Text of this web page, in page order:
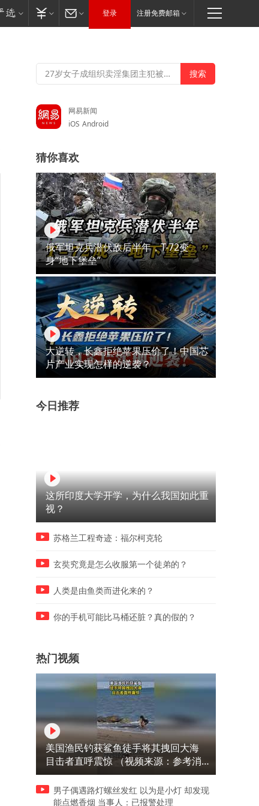
登录 注册免费邮箱
硬是要嫁给我
婚太搞笑，自己都不丢人
网易新闻
iOS Android
猜你喜欢
俄军坦克兵潜伏敌后半年，T-72变
身“地下堡垒”
大逆转，长鑫拒绝苹果压价了！中国芯
片产业实现怎样的逆袭？
今日推荐
这所印度大学开学，为什么我国如此重
视？
苏格兰工程奇迹：福尔柯克轮
玄奘究竟是怎么收服第一个徒弟的？
人类是由鱼类而进化来的？
你的手机可能比马桶还脏？真的假的？
热门视频
美国渔民钓获鲨鱼徒手将其拽回大海
目击者直呼震惊 （视频来源：参考消
息）
男子偶遇路灯螺丝发红 以为是小灯 却发现
能点燃香烟 当事人：已报警处理